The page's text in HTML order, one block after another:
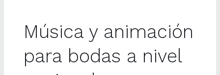
Música y animación
para bodas a nivel